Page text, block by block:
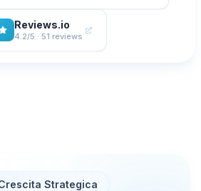
Reviews.io
4.2/5 · 51 reviews
Strategica